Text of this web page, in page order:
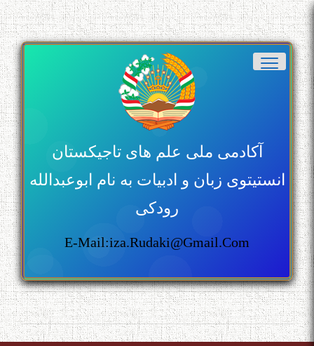
آکادمی ملی علم های تاجیکستان
انستیتوی زبان و ادبیات به نام ابوعبدالله
رودکی
E-Mail:iza.rudaki@gmail.com